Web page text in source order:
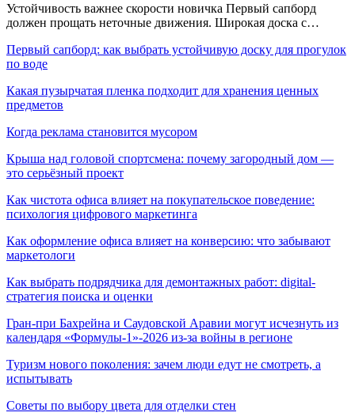
Устойчивость важнее скорости новичка Первый сапборд
должен прощать неточные движения. Широкая доска с…
Первый сапборд: как выбрать устойчивую доску для прогулок
по воде
Какая пузырчатая пленка подходит для хранения ценных
предметов
Когда реклама становится мусором
Крыша над головой спортсмена: почему загородный дом —
это серьёзный проект
Как чистота офиса влияет на покупательское поведение:
психология цифрового маркетинга
Как оформление офиса влияет на конверсию: что забывают
маркетологи
Как выбрать подрядчика для демонтажных работ: digital-
стратегия поиска и оценки
Гран-при Бахрейна и Саудовской Аравии могут исчезнуть из
календаря «Формулы-1»-2026 из-за войны в регионе
Туризм нового поколения: зачем люди едут не смотреть, а
испытывать
Советы по выбору цвета для отделки стен